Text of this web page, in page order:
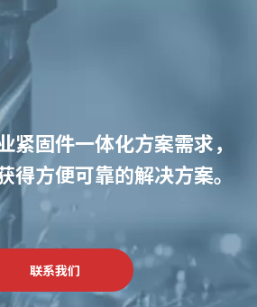
紧固件一体化方案需求，
得方便可靠的解决方案。
联系我们